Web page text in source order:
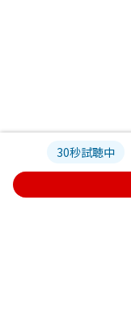
30秒試聴中